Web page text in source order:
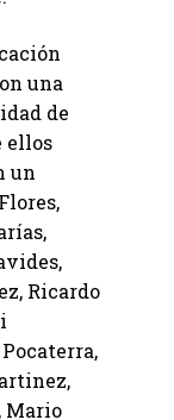
una
de
ellos
un
Ricardo
Mario